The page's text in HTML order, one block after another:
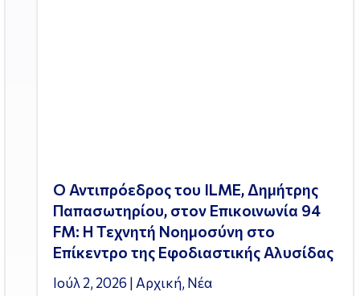
Ο Αντιπρόεδρος του ILME, Δημήτρης
Παπασωτηρίου, στον Επικοινωνία 94
FM: Η Τεχνητή Νοημοσύνη στο
Επίκεντρο της Εφοδιαστικής Αλυσίδας
Ιούλ 2, 2026 | Αρχική, Νέα